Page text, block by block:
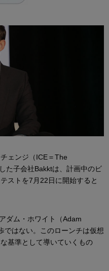
ェンジ（ICE＝The
た子会社Bakktは、計画中のビ
ストを7月22日に開始すると
ダム・ホワイト（Adam
ではない。このローンチは仮想
基準として導いていくもの